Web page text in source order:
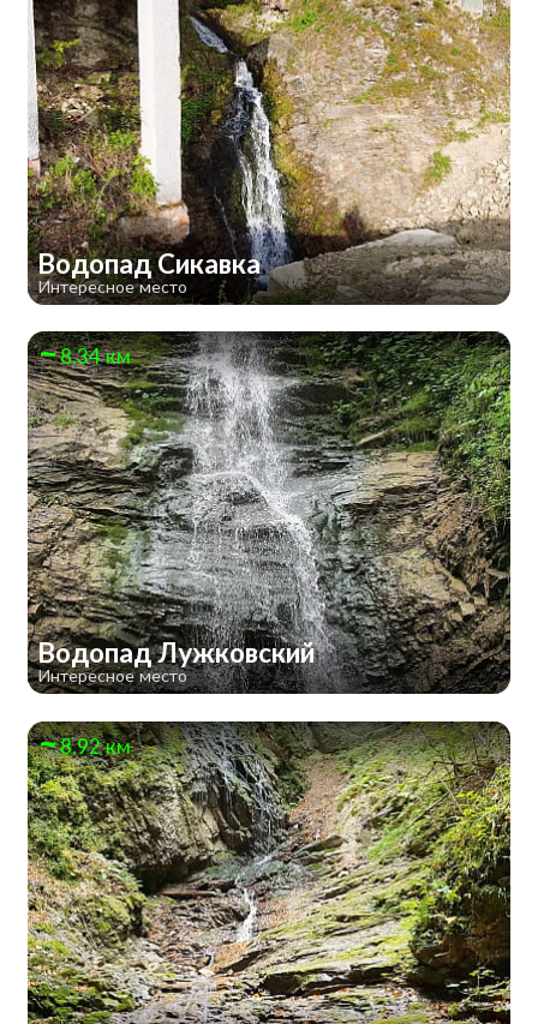
Водопад Сикавка
Интересное место
8.34 км
Водопад Лужковский
Интересное место
8.92 км